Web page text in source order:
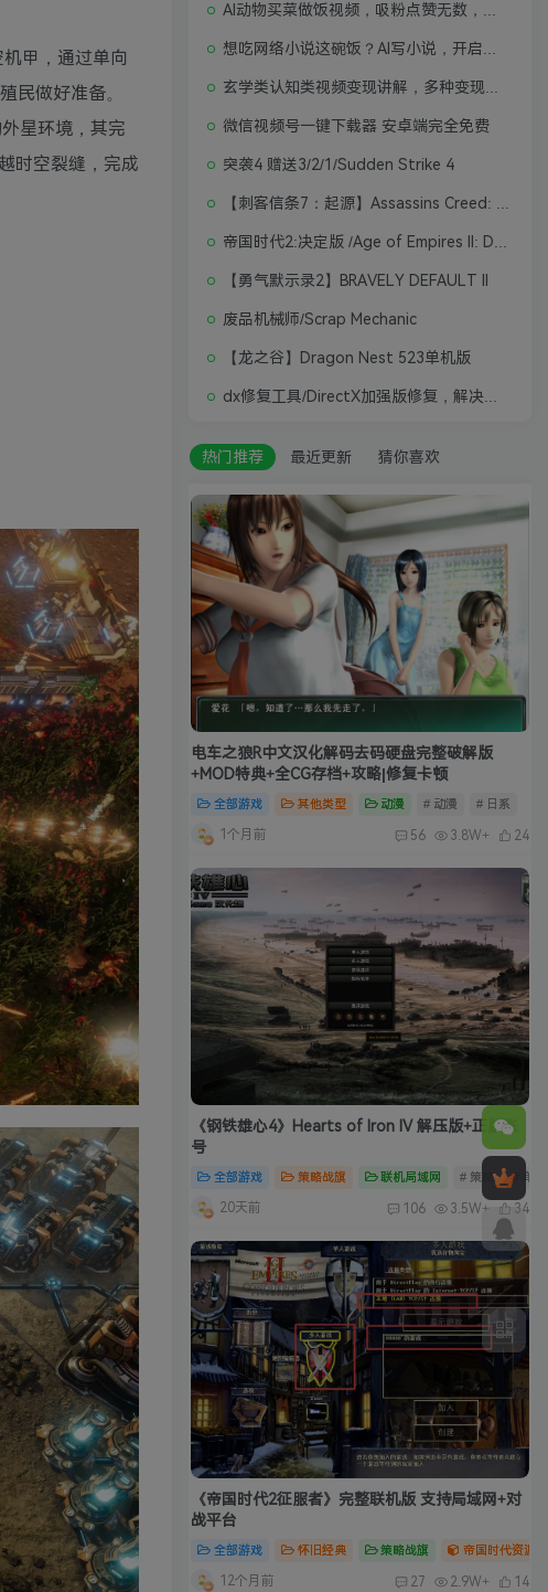
甲，通过单向
民做好准备。
星环境，其完
时空裂缝，完成
微信视频号一键下载器 安卓端完全免费
突袭4 赠送3/2/1/Sudden Strike 4
【勇气默示录2】BRAVELY DEFAULT II
废品机械师/Scrap Mechanic
【龙之谷】Dragon Nest 523单机版
热门推荐 最近更新 猜你喜欢
电车之狼R中文汉化解码去码硬盘完整破解版
+MOD特典+全CG存档+攻略|修复卡顿
全部游戏 其他类型 动漫 # 动漫 # 日系
1个月前 56 3.8W+ 24
《钢铁雄心4》Hearts of Iron IV 解压版+正版账
号
全部游戏 策略战旗 联机局域网 # 策略 # 单
20天前 106 3.5W+ 34
《帝国时代2征服者》完整联机版 支持局域网+对
战平台
全部游戏 怀旧经典 策略战旗 帝国时代资源
12个月前 27 2.9W+ 14